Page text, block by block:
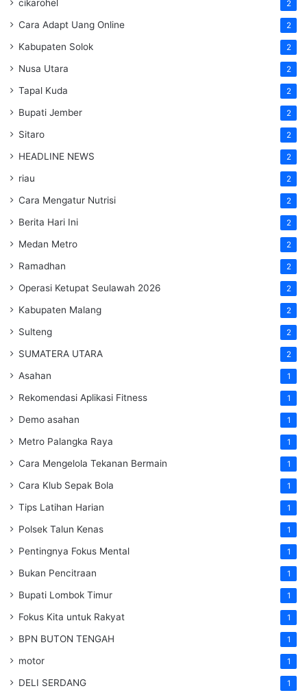
cikarohel 2
Cara Adapt Uang Online 2
Kabupaten Solok 2
Nusa Utara 2
Tapal Kuda 2
Bupati Jember 2
Sitaro 2
HEADLINE NEWS 2
riau 2
Cara Mengatur Nutrisi 2
Berita Hari Ini 2
Medan Metro 2
Ramadhan 2
Operasi Ketupat Seulawah 2026 2
Kabupaten Malang 2
Sulteng 2
SUMATERA UTARA 2
Asahan 1
Rekomendasi Aplikasi Fitness 1
Demo asahan 1
Metro Palangka Raya 1
Cara Mengelola Tekanan Bermain 1
Cara Klub Sepak Bola 1
Tips Latihan Harian 1
Polsek Talun Kenas 1
Pentingnya Fokus Mental 1
Bukan Pencitraan 1
Bupati Lombok Timur 1
Fokus Kita untuk Rakyat 1
BPN BUTON TENGAH 1
motor 1
DELI SERDANG 1